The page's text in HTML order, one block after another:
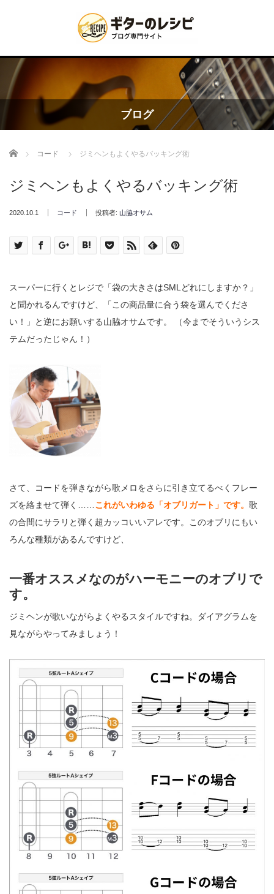
ブログ
Home コード ジミヘンもよくやるバッキング術
ジミヘンもよくやるバッキング術
2020.10.1 コード 投稿者: 山脇オサム
スーパーに行くとレジで「袋の大きさはSMLどれにしますか？」
と聞かれるんですけど、「この商品量に合う袋を選んでくださ
い！」と逆にお願いする山脇オサムです。 （今までそういうシス
テムだったじゃん！）
さて、コードを弾きながら歌メロをさらに引き立てるべくフレー
ズを絡ませて弾く…… これがいわゆる「オブリガート」です。 歌
の合間にサラリと弾く超カッコいいアレです。このオブリにもい
ろんな種類があるんですけど、
一番オススメなのがハーモニーのオブリで
す。
ジミヘンが歌いながらよくやるスタイルですね。ダイアグラムを
見ながらやってみましょう！